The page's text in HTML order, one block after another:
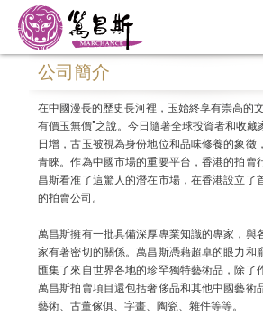
公司簡介
在中國漫長的歷史長河裡，玉始終享有崇高的
有價玉無價"之說。今日隨著全球投資者和收藏
日增，古玉被視為身份地位和品味修養的象徵
青睞。作為中國市場的重要平台，香港的拍賣
昌斯看准了這驚人的潛在市場，在香港設立了
的拍賣公司。
萬昌斯擁有一批具備深厚專業知識的專家，與
家有著密切的關係。萬昌斯憑藉超卓的眼力和
匯集了來自世界各地的珍罕獨特藝術品，除了
萬昌斯拍賣項目還包括奢侈品和其他中國藝術
藝術、古董傢俱、字畫、陶瓷、雜件等等。